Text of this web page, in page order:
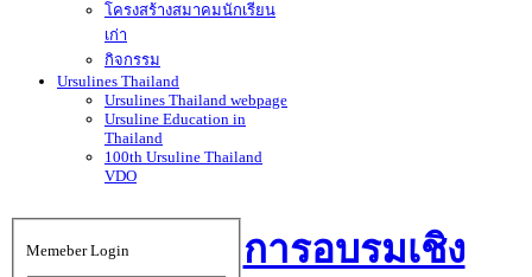
โครงสร้างสมาคมนักเรียน
เก่า
กิจกรรม
Ursulines Thailand
Ursulines Thailand webpage
Ursuline Education in
Thailand
100th Ursuline Thailand
VDO
Memeber Login
การอบรมเชิง